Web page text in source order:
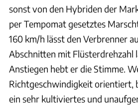
sonst von den Hybriden der
per Tempomat gesetztes
160 km/h lässt den Verbrenner
Abschnitten mit Flüsterdrehzahl
Anstiegen hebt er die Stimme.
Richtgeschwindigkeit orientiert,
ein sehr kultiviertes und